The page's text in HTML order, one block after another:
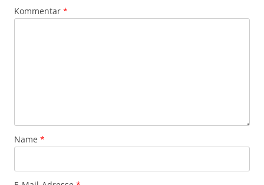
Kommentar *
Name *